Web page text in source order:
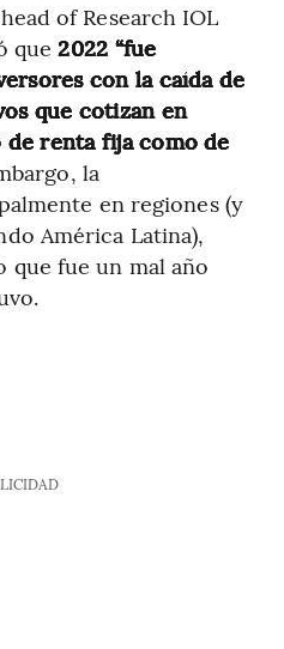
of Research IOL
que 2022 “fue
con la caída de
que cotizan en
de renta fija como de
la
en regiones (y
América Latina),
fue un mal año